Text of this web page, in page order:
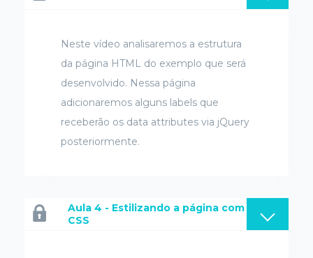
Neste vídeo analisaremos a estrutura
da página HTML do exemplo que será
desenvolvido. Nessa página
adicionaremos alguns labels que
receberão os data attributes via jQuery
posteriormente.
Aula 4 - Estilizando a página com
CSS